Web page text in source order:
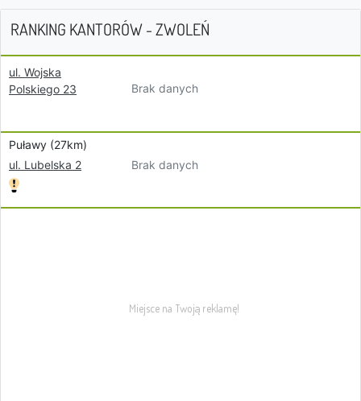
RANKING KANTORÓW - ZWOLEŃ
ul. Wojska
Polskiego 23
Brak danych
Puławy (27km)
ul. Lubelska 2
Brak danych